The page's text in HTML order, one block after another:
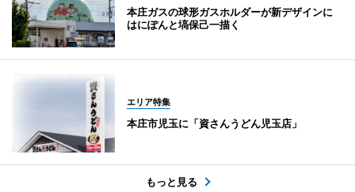
本庄ガスの球形ガスホルダーが新デザインに
はにぽんと塙保己一描く
エリア特集
本庄市児玉に「資さんうどん児玉店」
もっと見る